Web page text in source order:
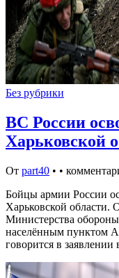
Без рубрики
ВС России
Харьковской
От part40 • •
Бойцы армии России
Харьковской области.
Министерства
населённым пунктом
говорится в заявлении